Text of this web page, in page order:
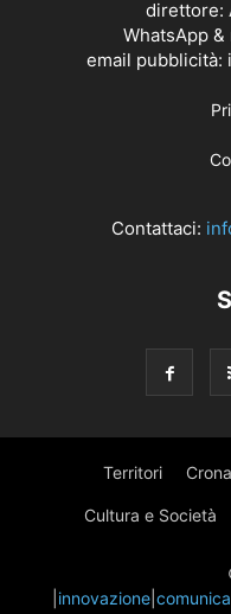
direttore:
WhatsApp
email pubblicità:
Contattaci:
Territori
Cultura e Società
innovazione